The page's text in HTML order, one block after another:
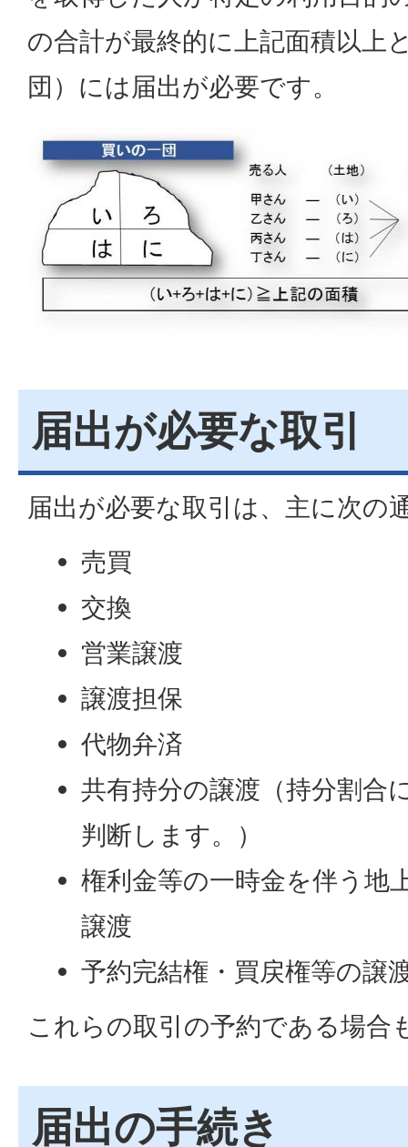
の合計が最終的に上記面積以上
団）には届出が必要です。
届出が必要な取引
届出が必要な取引は、主に次の
売買
交換
営業譲渡
譲渡担保
代物弁済
共有持分の譲渡（持分割合
判断します。）
権利金等の一時金を伴う地
譲渡
予約完結権・買戻権等の譲
これらの取引の予約である場合
届出の手続き